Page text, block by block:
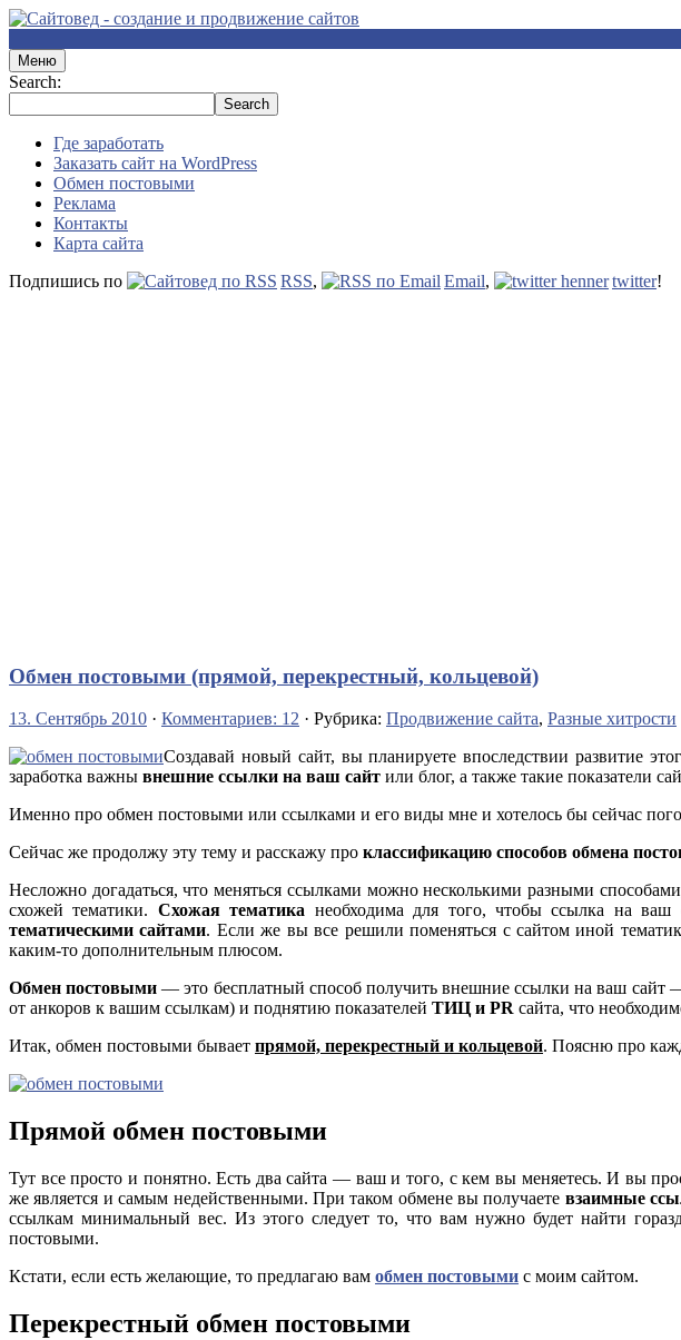
Меню
Search:
Где заработать
Заказать сайт на WordPress
Обмен постовыми
Реклама
Контакты
Карта сайта
Подпишись по
RSS, Email, twitter!
Обмен постовыми (прямой, перекрестный, кольцевой)
13. Сентябрь 2010 · Комментариев: 12 · Рубрика: Продвижение сайта, Разные хитрости
Создавай новый сайт, вы планируете впоследствии развитие
заработка важны внешние ссылки на ваш сайт или блог, а также такие показатели
Именно про обмен постовыми или ссылками и его виды мне и хотелось бы сейчас
Сейчас же продолжу эту тему и расскажу про классификацию способов обмена
Несложно догадаться, что меняться ссылками можно несколькими разными
схожей тематики. Схожая тематика необходима для того, чтобы ссылка на ваш
тематическими сайтами. Если же вы все решили поменяться с сайтом иной
каким-то дополнительным плюсом.
Обмен постовыми — это бесплатный способ получить внешние ссылки на ваш сайт
от анкоров к вашим ссылкам) и поднятию показателей ТИЦ и PR сайта, что
Итак, обмен постовыми бывает прямой, перекрестный и кольцевой. Поясню про
Прямой обмен постовыми
Тут все просто и понятно. Есть два сайта — ваш и того, с кем вы меняетесь. И вы
же является и самым недейственными. При таком обмене вы получаете взаимные
ссылкам минимальный вес. Из этого следует то, что вам нужно будет найти
постовыми.
Кстати, если есть желающие, то предлагаю вам обмен постовыми с моим сайтом.
Перекрестный обмен постовыми